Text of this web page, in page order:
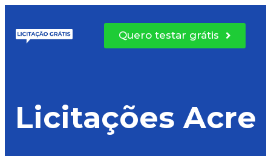
Quero testar grátis
Licitações Acre